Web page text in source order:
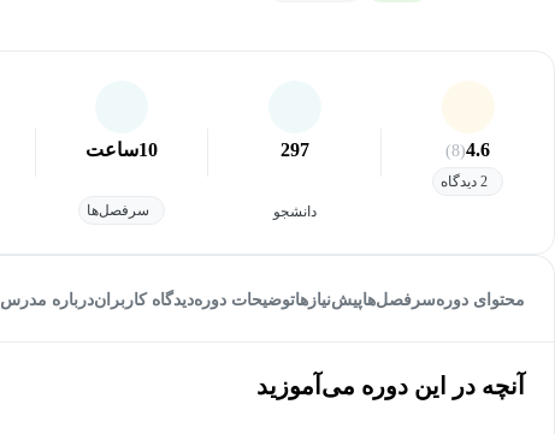
4.6
(8)
2 دیدگاه
297
دانشجو
10ساعت
سرفصل‌ها
محتوای دورهسرفصل‌هاپیش‌نیاز‌هاتوضیحات دورهدیدگاه کاربراندرباره مدرس
آنچه در این دوره می‌آموزید